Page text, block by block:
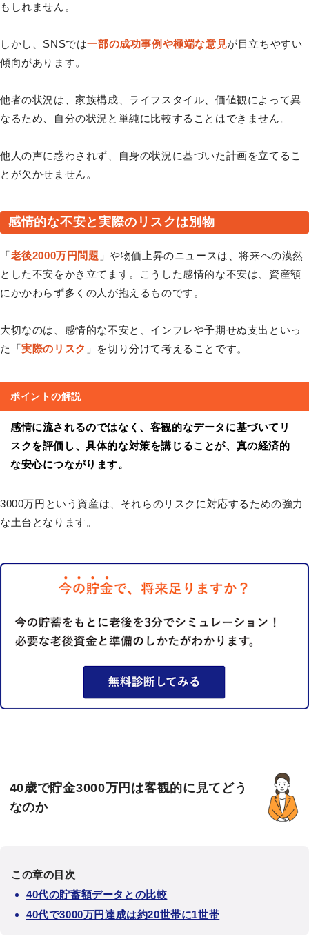
もしれません。
しかし、SNSでは一部の成功事例や極端な意見が目立ちやすい
傾向があります。
他者の状況は、家族構成、ライフスタイル、価値観によって異
なるため、自分の状況と単純に比較することはできません。
他人の声に惑わされず、自身の状況に基づいた計画を立てるこ
とが欠かせません。
感情的な不安と実際のリスクは別物
「老後2000万円問題 」や物価上昇のニュースは、将来への漠然
とした不安をかき立てます。こうした感情的な不安は、資産額
にかかわらず多くの人が抱えるものです。
大切なのは、感情的な不安と、インフレや予期せぬ支出といっ
た「実際のリスク 」を切り分けて考えることです。
ポイントの解説
感情に流されるのではなく、客観的なデータに基づいてリ
スクを評価し、具体的な対策を講じることが、真の経済的
な安心につながります。
3000万円という資産は、それらのリスクに対応するための強力
な土台となります。
40歳で貯金3000万円は客観的に見てどう
なのか
この章の目次
40代の貯蓄額データとの比較
40代で3000万円達成は約20世帯に1世帯